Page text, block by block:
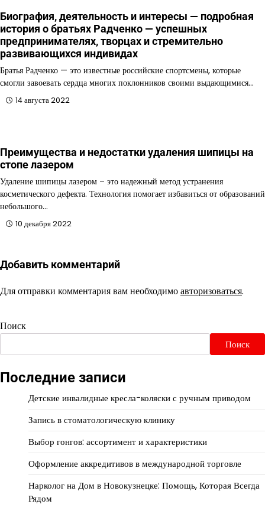
Биография, деятельность и интересы — подробная
история о братьях Радченко — успешных
предпринимателях, творцах и стремительно
развивающихся индивидах
Братья Радченко — это известные российские спортсмены, которые
смогли завоевать сердца многих поклонников своими выдающимися…
14 августа 2022
Преимущества и недостатки удаления шипицы на
стопе лазером
Удаление шипицы лазером – это надежный метод устранения
косметического дефекта. Технология помогает избавиться от образований
небольшого…
10 декабря 2022
Добавить комментарий
Для отправки комментария вам необходимоавторизоваться.
Поиск
Поиск
Последние записи
Детские инвалидные кресла-коляски с ручным приводом
Запись в стоматологическую клинику
Выбор гонгов: ассортимент и характеристики
Оформление аккредитивов в международной торговле
Нарколог на Дом в Новокузнецке: Помощь, Которая Всегда
Рядом